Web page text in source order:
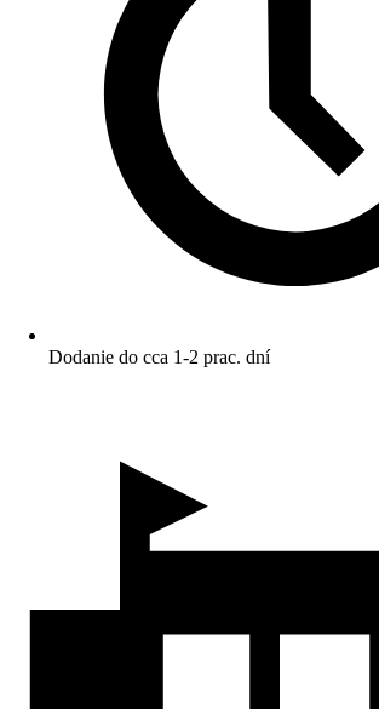
Dodanie do cca 1-2 prac. dní